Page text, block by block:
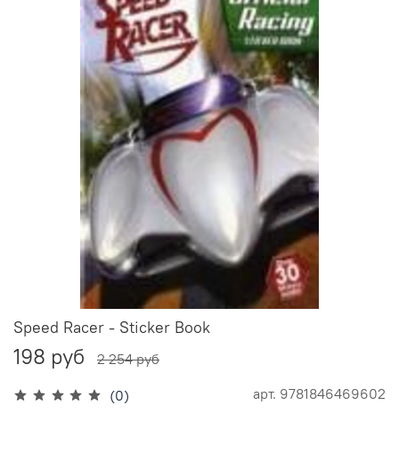
(0) арт. 9781846469602
Speed Racer - Sticker Book
198 руб 2 254 руб